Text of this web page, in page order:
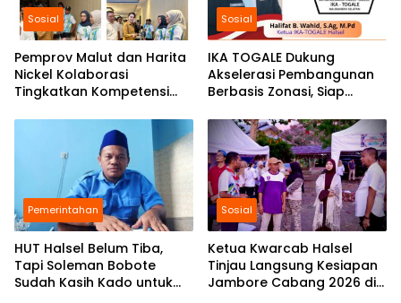
Sosial
Pemprov Malut dan Harita
Nickel Kolaborasi
Tingkatkan Kompetensi
Generasi Muda Malut
Sosial
IKA TOGALE Dukung
Akselerasi Pembangunan
Berbasis Zonasi, Siap
Halmahera Selatan
Pemerintahan
HUT Halsel Belum Tiba,
Tapi Soleman Bobote
Sudah Kasih Kado untuk
Sosial
Ketua Kwarcab Halsel
Tinjau Langsung Kesiapan
Jambore Cabang 2026 di